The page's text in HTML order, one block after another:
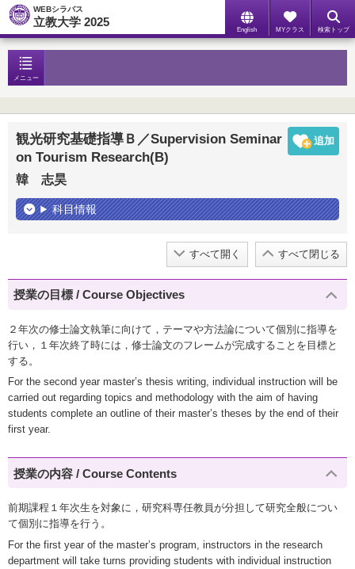
WEBシラバス
立教大学 2025
English MYクラス 検索トップ
メニュー
観光研究基礎指導Ｂ／Supervision Seminar
on Tourism Research(B)
韓 志昊
科目情報
すべて開く すべて閉じる
授業の目標 / Course Objectives
２年次の修士論文執筆に向けて，テーマや方法論について個別に指導を
行い，１年次終了時には，修士論文のフレームが完成することを目標と
する。
For the second year master’s thesis writing, individual instruction will be
carried out regarding topics and methodology with the aim of having
students complete an outline of their master’s theses by the end of their
first year.
授業の内容 / Course Contents
前期課程１年次生を対象に，研究科専任教員が分担して研究全般につい
て個別に指導を行う。
For the first year of the master’s program, instructors in the research
department will take turns providing students with individual instruction